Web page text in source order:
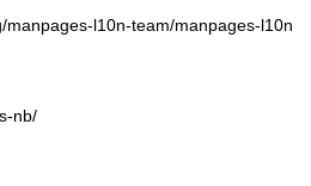
manpages-l10n-team/manpages-l10n
nb/